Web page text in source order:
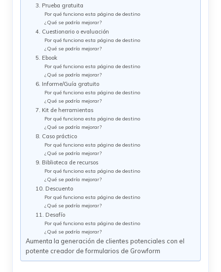
3. Prueba gratuita
Por qué funciona esta página de destino
¿Qué se podría mejorar?
4. Cuestionario o evaluación
Por qué funciona esta página de destino
¿Qué se podría mejorar?
5. Ebook
Por qué funciona esta página de destino
¿Qué se podría mejorar?
6. Informe/Guía gratuito
Por qué funciona esta página de destino
¿Qué se podría mejorar?
7. Kit de herramientas
Por qué funciona esta página de destino
¿Qué se podría mejorar?
8. Caso práctico
Por qué funciona esta página de destino
¿Qué se podría mejorar?
9. Biblioteca de recursos
Por qué funciona esta página de destino
¿Qué se podría mejorar?
10. Descuento
Por qué funciona esta página de destino
¿Qué se podría mejorar?
11. Desafío
Por qué funciona esta página de destino
¿Qué se podría mejorar?
Aumenta la generación de clientes potenciales con el
potente creador de formularios de Growform